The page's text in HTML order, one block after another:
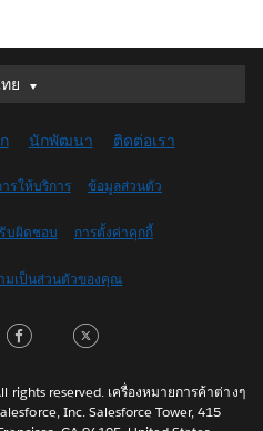
ย
ไทย
(UK)
(US)
(Canada)
(France)
日本語
นักพัฒนา ติดต่อเรา
รให้บริการ ข้อมูลส่วนตัว
บผิดชอบ การตั้งค่าคุกกี้
มเป็นส่วนตัวของคุณ
Facebook
rights reserved. เครื่องหมายการค้าต่างๆ
Inc. Salesforce Tower, 415